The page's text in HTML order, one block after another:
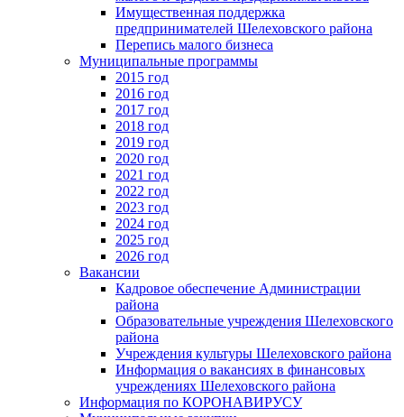
Имущественная поддержка
предпринимателей Шелеховского района
Перепись малого бизнеса
Муниципальные программы
2015 год
2016 год
2017 год
2018 год
2019 год
2020 год
2021 год
2022 год
2023 год
2024 год
2025 год
2026 год
Вакансии
Кадровое обеспечение Администрации
района
Образовательные учреждения Шелеховского
района
Учреждения культуры Шелеховского района
Информация о вакансиях в финансовых
учреждениях Шелеховского района
Информация по КОРОНАВИРУСУ